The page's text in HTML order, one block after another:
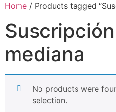
Home / Products tagged
mediana
No products were
selection.